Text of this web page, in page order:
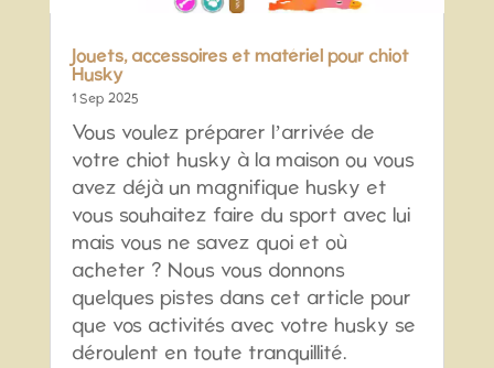
Jouets, accessoires et matériel pour chiot
Husky
1 Sep 2025
Vous voulez préparer l’arrivée de
votre chiot husky à la maison ou vous
avez déjà un magnifique husky et
vous souhaitez faire du sport avec lui
mais vous ne savez quoi et où
acheter ? Nous vous donnons
quelques pistes dans cet article pour
que vos activités avec votre husky se
déroulent en toute tranquillité.